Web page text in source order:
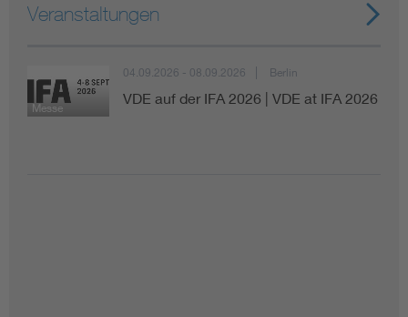
Veranstaltungen
Messe
04.09.2026 - 08.09.2026 Berlin
VDE auf der IFA 2026 | VDE at IFA 2026